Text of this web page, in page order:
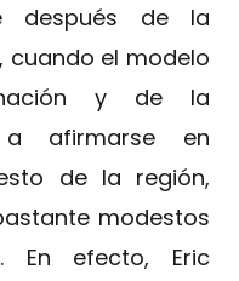
después de la
cuando el modelo
nación y de la
a afirmarse en
de la región,
modestos
efecto, Eric